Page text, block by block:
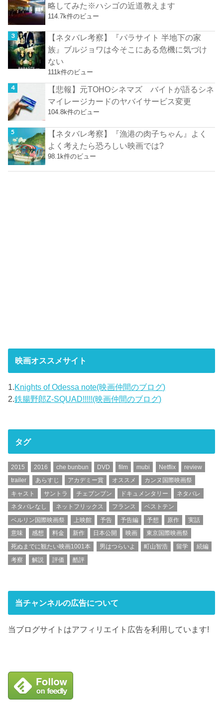
略してみた※ハシゴの近道教えます
114.7k件のビュー
【ネタバレ考察】『パラサイト 半地下の家
族』ブルジョワは今そこにある危機に気づけ
ない
111k件のビュー
【悲報】元TOHOシネマズ バイトが語るシネ
マイレージカードのヤバイサービス変更
104.8k件のビュー
【ネタバレ考察】『漁港の肉子ちゃん』よく
よく考えたら恐ろしい映画では?
98.1k件のビュー
映画オススメサイト
1.Knights of Odessa note(映画仲間のブログ)
2.鉄腸野郎Z-SQUAD!!!!!(映画仲間のブログ)
タグ
2015 2016 che bunbun DVD film mubi Netflix
review
trailer
あらすじ アカデミー賞 オススメ
カンヌ国際映画祭
キャスト
サントラ チェブンブン ドキュメンタリー
ネタバレ
ネタバレなし
ネットフリックス フランス
ベストテン
ベルリン国際映画祭
上映館 予告 予告編 予想 原作
実話
意味
感想 料金 新作 日本公開 映画
東京国際映画祭
死ぬまでに観たい映画1001本
男はつらいよ 町山智浩 留学
続編
考察
解説 評価 酷評
当チャンネルの広告について
当ブログサイトはアフィリエイト広告を利用しています!